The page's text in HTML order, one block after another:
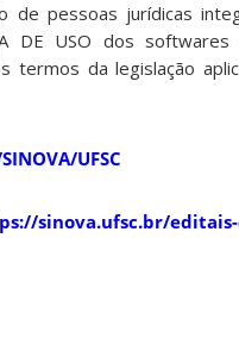
de pessoas jurídicas
DE USO dos
termos da legislação
UFSC
sinova.ufsc.br/